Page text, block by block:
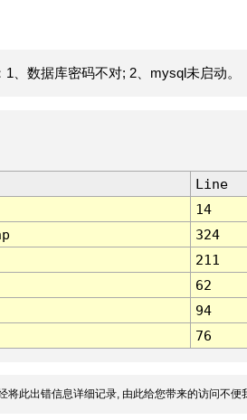
、数据库密码不对; 2、mysql未启动。
Line
14
324
211
62
94
76
将此出错信息详细记录, 由此给您带来的访问不便